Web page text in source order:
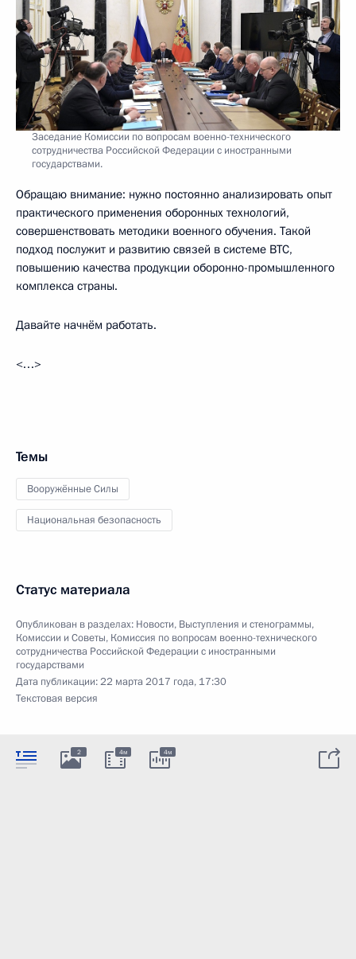
Заседание Комиссии по вопросам военно-технического
сотрудничества Российской Федерации с иностранными
государствами.
Обращаю внимание: нужно постоянно анализировать опыт
практического применения оборонных технологий,
совершенствовать методики военного обучения. Такой
подход послужит и развитию связей в системе ВТС,
повышению качества продукции оборонно-промышленного
комплекса страны.
Давайте начнём работать.
<…>
Темы
Вооружённые Силы
Национальная безопасность
Статус материала
Опубликован в разделах: Новости, Выступления и стенограммы,
Комиссии и Советы, Комиссия по вопросам военно-технического
сотрудничества Российской Федерации с иностранными
государствами
Дата публикации:22 марта 2017 года, 17:30
Текстовая версия
2 4м 4м